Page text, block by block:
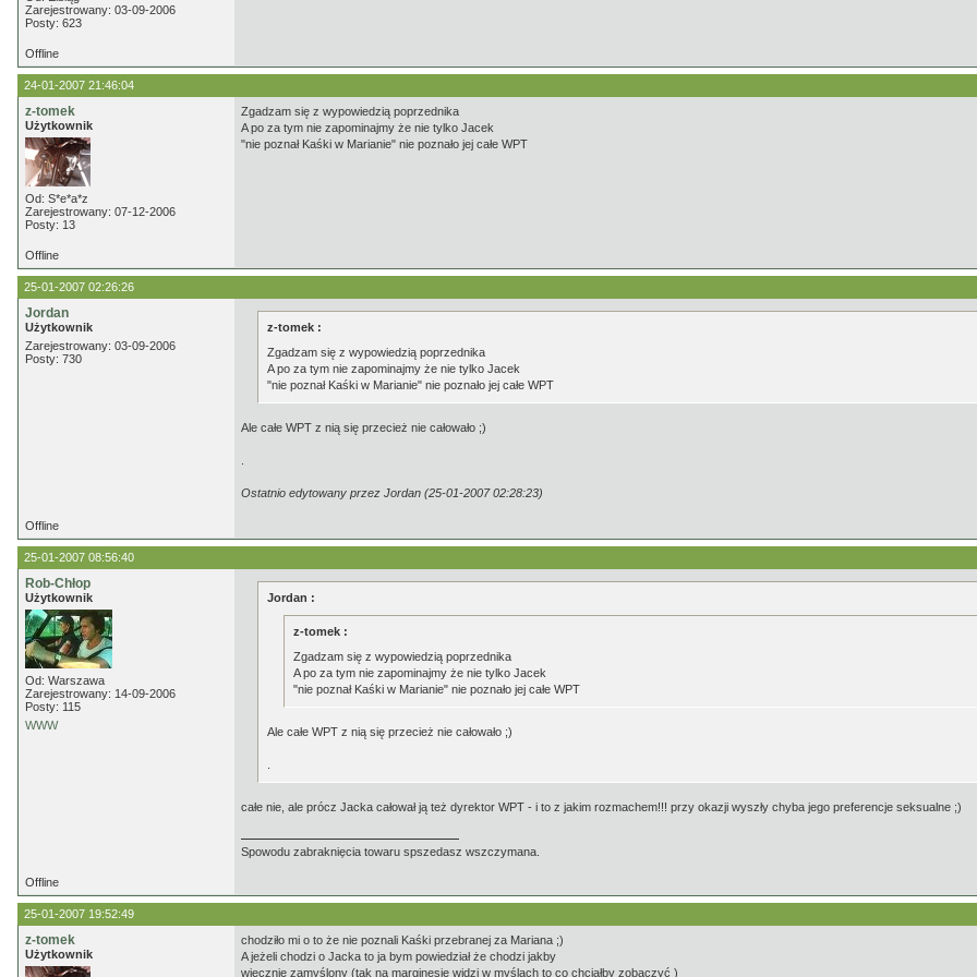
Zarejestrowany: 03-09-2006
Posty: 623
Offline
24-01-2007 21:46:04
z-tomek
Użytkownik
Od: S*e*a*z
Zarejestrowany: 07-12-2006
Posty: 13
Zgadzam się z wypowiedzią poprzednika
A po za tym nie zapominajmy że nie tylko Jacek
"nie poznał Kaśki w Marianie" nie poznało jej całe WPT
Offline
25-01-2007 02:26:26
Jordan
Użytkownik
Zarejestrowany: 03-09-2006
Posty: 730
z-tomek :
Zgadzam się z wypowiedzią poprzednika
A po za tym nie zapominajmy że nie tylko Jacek
"nie poznał Kaśki w Marianie" nie poznało jej całe WPT
Ale całe WPT z nią się przecież nie całowało ;)
Ostatnio edytowany przez Jordan (25-01-2007 02:28:23)
Offline
25-01-2007 08:56:40
Rob-Chłop
Użytkownik
Od: Warszawa
Zarejestrowany: 14-09-2006
Posty: 115
WWW
Jordan :
z-tomek :
Zgadzam się z wypowiedzią poprzednika
A po za tym nie zapominajmy że nie tylko Jacek
"nie poznał Kaśki w Marianie" nie poznało jej całe WPT
Ale całe WPT z nią się przecież nie całowało ;)
całe nie, ale prócz Jacka całował ją też dyrektor WPT - i to z jakim rozmachem!!! przy okazji wyszły chyba jego preferencje seksualne ;)
Spowodu zabraknięcia towaru spszedasz wszczymana.
Offline
25-01-2007 19:52:49
z-tomek
Użytkownik
chodziło mi o to że nie poznali Kaśki przebranej za Mariana ;)
A jeżeli chodzi o Jacka to ja bym powiedział że chodzi jakby
wiecznie zamyślony (tak na marginesie widzi w myślach to co chciałby zobaczyć )